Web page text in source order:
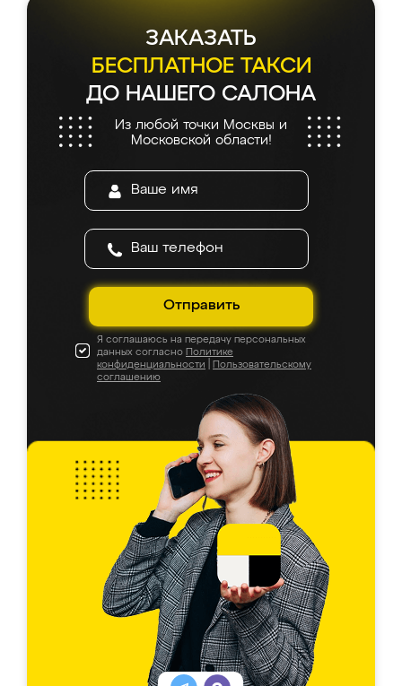
ЗАКАЗАТЬ
БЕСПЛАТНОЕ ТАКСИ
ДО НАШЕГО САЛОНА
Из любой точки Москвы и
Московской области!
Отправить
Я соглашаюсь на передачу персональных
данных согласно Политике
конфиденциальности
Пользовательскому
соглашению